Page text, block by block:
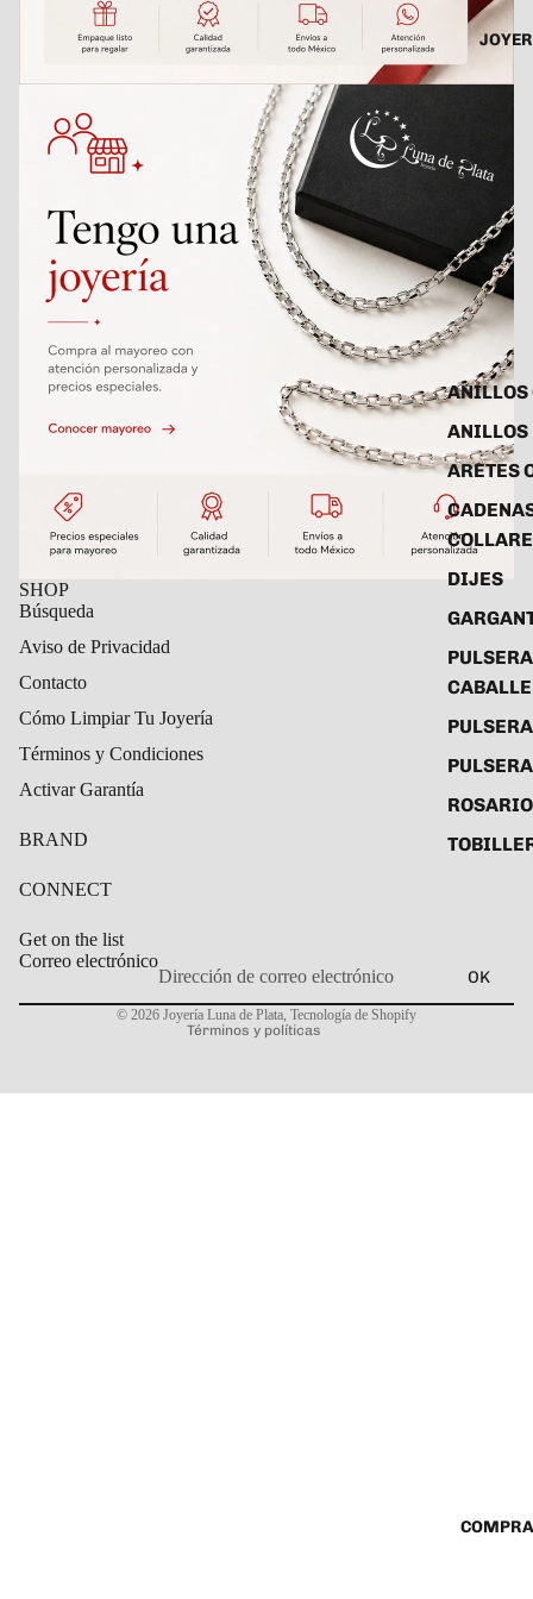
ANILLOS
ARETES
DIJES
SHOP
Búsqueda
Aviso de Privacidad
Contacto
Cómo Limpiar Tu Joyería
Términos y Condiciones
Activar Garantía
BRAND
CONNECT
Get on the list
Correo electrónico
OK
© 2026 Joyería Luna de Plata Tecnología de Shopify
Términos y políticas
Política de privacidad